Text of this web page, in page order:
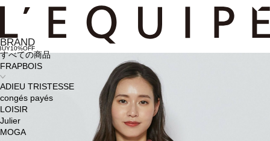
BRAND
すべての商品
FRAPBOIS
ADIEU TRISTESSE
congés payés
LOISIR
Julier
MOGA